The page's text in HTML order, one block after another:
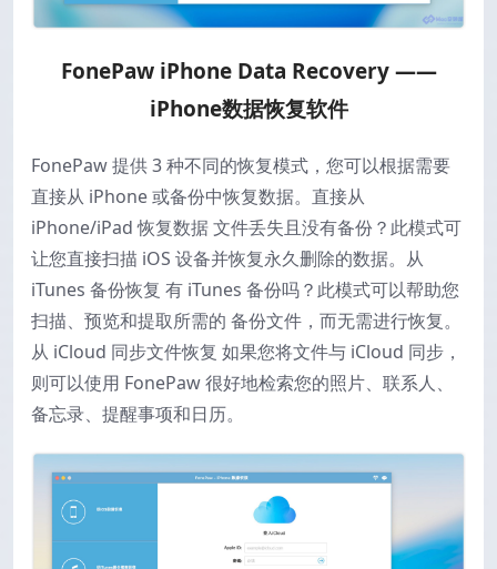
FonePaw iPhone Data Recovery ——
iPhone数据恢复软件
FonePaw 提供 3 种不同的恢复模式，您可以根据需要
直接从 iPhone 或备份中恢复数据。直接从
iPhone/iPad 恢复数据 文件丢失且没有备份？此模式可
让您直接扫描 iOS 设备并恢复永久删除的数据。从
iTunes 备份恢复 有 iTunes 备份吗？此模式可以帮助您
扫描、预览和提取所需的 备份文件，而无需进行恢复。
从 iCloud 同步文件恢复 如果您将文件与 iCloud 同步，
则可以使用 FonePaw 很好地检索您的照片、联系人、
备忘录、提醒事项和日历。